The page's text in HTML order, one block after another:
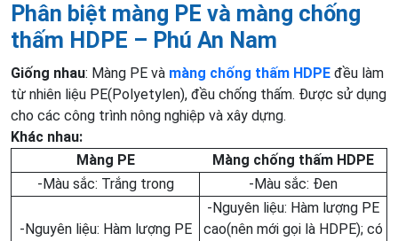
Phân biệt màng PE và màng chống
thấm HDPE – Phú An Nam
Giống nhau: Màng PE và màng chống thấm HDPE đều làm
từ nhiên liệu PE(Polyetylen), đều chống thấm. Được sử dụng
cho các công trình nông nghiệp và xây dựng.
Khác nhau:
Màng PE
Màng chống thấm HDPE
-Màu sắc: Trắng trong
-Màu sắc: Đen
-Nguyên liệu: Hàm lượng PE
-Nguyên liệu: Hàm lượng PE
cao(nên mới gọi là HDPE); có